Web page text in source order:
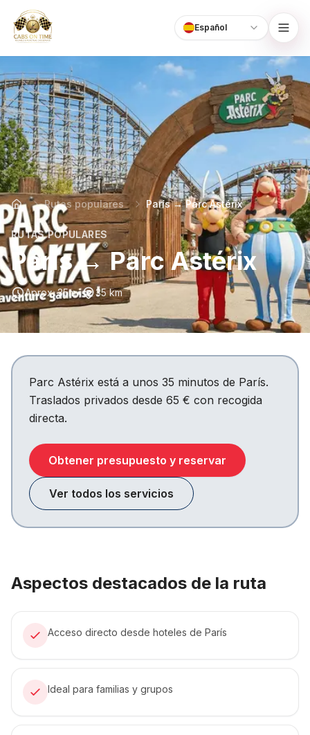
CabsOnTime Language
Español
Rutas populares París → Parc Astérix
RUTAS POPULARES
París → Parc Astérix
Aprox. 35m• 35 km
Parc Astérix está a unos 35 minutos de París.
Traslados privados desde 65 € con recogida
directa.
Obtener presupuesto y reservar
Ver todos los servicios
Aspectos destacados de la ruta
Acceso directo desde hoteles de París
Ideal para familias y grupos